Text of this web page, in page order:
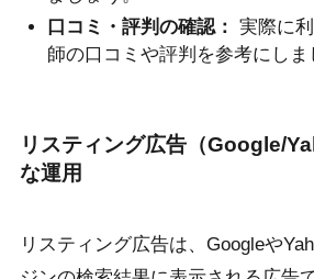
口コミ・評判の確認： 実際に
師の口コミや評判を参考にしま
リスティング広告（Google/
な運用
リスティング広告は、Googleや